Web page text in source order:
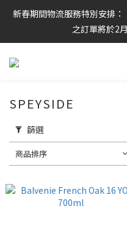
任何酒款買滿6
新春期間物流服務特別安排
之訂單將於2
任何酒款買滿6
SPEYSIDE
篩選
商品排序